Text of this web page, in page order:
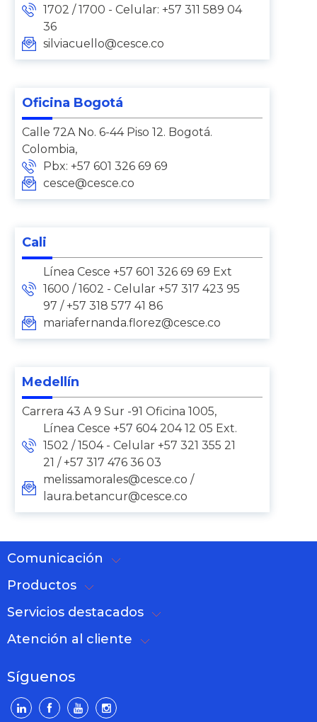
1702 / 1700 - Celular: +57 311 589 04
36
silviacuello@cesce.co
Oficina Bogotá
Calle 72A No. 6-44 Piso 12. Bogotá.
Colombia,
Pbx: +57 601 326 69 69
cesce@cesce.co
Cali
Línea Cesce +57 601 326 69 69 Ext
1600 / 1602 - Celular +57 317 423 95
97 / +57 318 577 41 86
mariafernanda.florez@cesce.co
Medellín
Carrera 43 A 9 Sur -91 Oficina 1005,
Línea Cesce +57 604 204 12 05 Ext.
1502 / 1504 - Celular +57 321 355 21
21 / +57 317 476 36 03
melissamorales@cesce.co /
laura.betancur@cesce.co
Comunicación
Productos
Servicios destacados
Atención al cliente
Síguenos